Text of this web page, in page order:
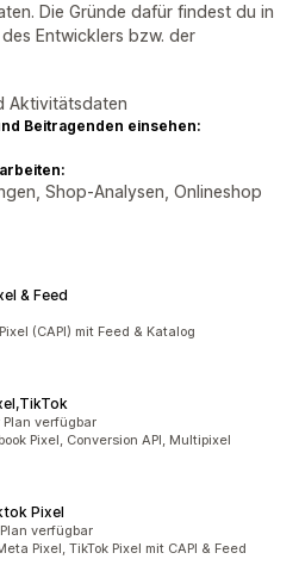
Die Gründe dafür findest du in
des Entwicklers bzw. der
Aktivitätsdaten
Beitragenden einsehen:
Shop-Analysen, Onlineshop
& Feed
(CAPI) mit Feed & Katalog
Plan verfügbar
Pixel, Conversion API, Multipixel
Pixel
verfügbar
Pixel, TikTok Pixel mit CAPI & Feed